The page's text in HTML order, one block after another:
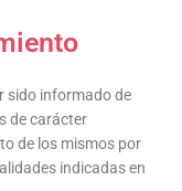
sido informado de
de carácter
de los mismos por
indicadas en